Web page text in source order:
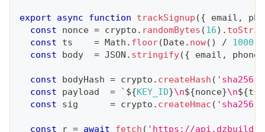
export async function trackSignup ({ email ,
const nonce = crypto . randomBytes (16) .
const ts = Math . floor(Date. now( ) / 1000
const body = JSON . stringify({ email , phone
const bodyHash = crypto . createHash ( 'sha256'
const payload = ` ${KEY_ID}\n${nonce}\n${ts
const sig = crypto . createHmac ( 'sha256'
const r = await fetch ( 'https://